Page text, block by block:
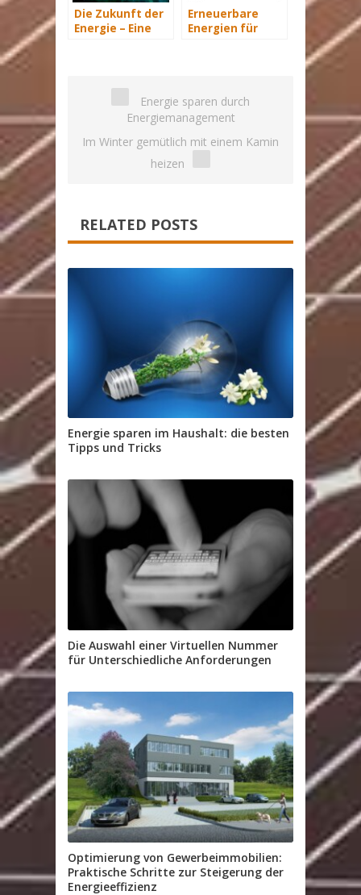
Die Zukunft der
Energie – Eine
Erneuerbare
Energien für
Energie sparen durch
Energiemanagement
Im Winter gemütlich mit einem Kamin
heizen
RELATED POSTS
Energie sparen im Haushalt: die besten
Tipps und Tricks
Die Auswahl einer Virtuellen Nummer
für Unterschiedliche Anforderungen
Optimierung von Gewerbeimmobilien:
Praktische Schritte zur Steigerung der
Energieeffizienz